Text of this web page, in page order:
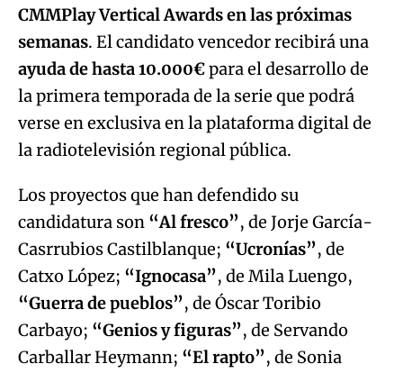
CMMPlay Vertical Awards en las próximas
semanas. El candidato vencedor recibirá una
ayuda de hasta 10.000€para el desarrollo de
la primera temporada de la serie que podrá
verse en exclusiva en la plataforma digital de
la radiotelevisión regional pública.
Los proyectos que han defendido su
candidatura son “Al fresco”, de Jorje García-
Casrrubios Castilblanque; “Ucronías”, de
Catxo López; “Ignocasa”, de Mila Luengo,
“Guerra de pueblos”, de Óscar Toribio
Carbayo; “Genios y figuras”, de Servando
Carballar Heymann; “El rapto”, de Sonia